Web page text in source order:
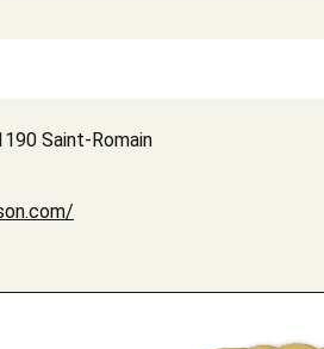
Saint-Romain